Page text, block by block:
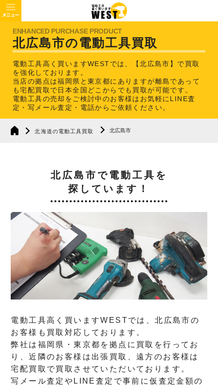
北広島市の電動工具買取
電動工具高く買いますWESTでは、【北広島市】で買取
を強化しております。
当店の拠点は福岡県と東京都にありますが離島であって
も宅配買取で日本全国どこからでも買取が可能です。
電動工具の売却をご検討中のお客様はお気軽にLINE査
定・写メール査定・電話からご依頼ください。
北海道の電動工具買取 北広島市
北広島市で電動工具を
探しています！
電動工具高く買いますWESTでは、北広島市の
お客様も買取対応しております。
弊社は福岡県・東京都を拠点に買取を行ってお
り、近隣のお客様は出張買取、遠方のお客様は
宅配買取で買取させていただいております。
写メール査定やLINE査定で事前に仮査定金額の